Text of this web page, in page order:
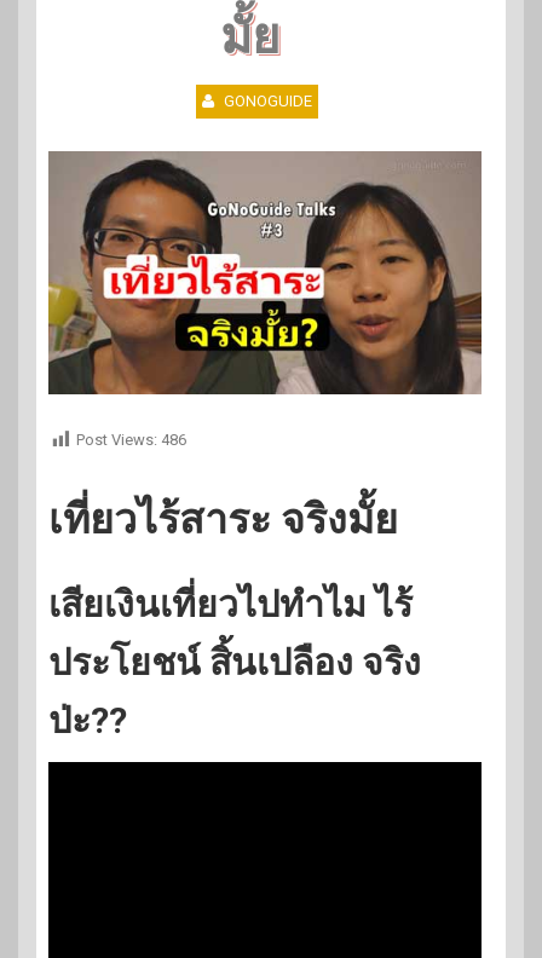
มั้ย
GONOGUIDE
Post Views: 486
เที่ยวไร้สาระ จริงมั้ย
เสียเงินเที่ยวไปทำไม ไร้
ประโยชน์ สิ้นเปลือง จริง
ป่ะ??